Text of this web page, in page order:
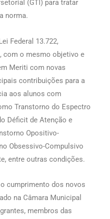
(GTI) para tratar
norma.
Federal 13.722,
com o mesmo objetivo e
Meriti com novas
contribuições para a
aos alunos com
Transtorno do Espectro
Déficit de Atenção e
Opositivo-
Obsessivo-Compulsivo
entre outras condições.
cumprimento dos novos
na Câmara Municipal
membros das